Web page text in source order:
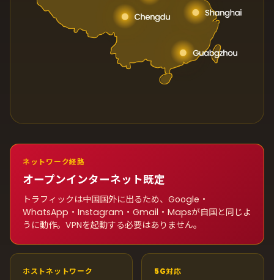
ネットワーク経路
オープンインターネット既定
トラフィックは中国国外に出るため、Google・
WhatsApp・Instagram・Gmail・Mapsが自国と同じよ
うに動作。VPNを起動する必要はありません。
ホストネットワーク 5G対応